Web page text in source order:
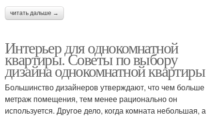
читать дальше →
Интерьер для однокомнатной
квартиры. Советы по выбору
дизайна однокомнатной квартиры
Большинство дизайнеров утверждают, что чем больше
метраж помещения, тем менее рационально он
используется. Другое дело, когда комната небольшая, а